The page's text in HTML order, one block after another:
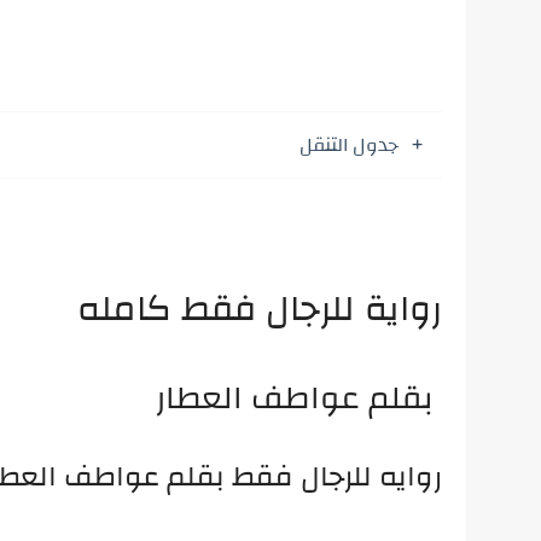
جدول التنقل
رواية للرجال فقط كامله
بقلم عواطف العطار
روايه للرجال فقط بقلم عواطف